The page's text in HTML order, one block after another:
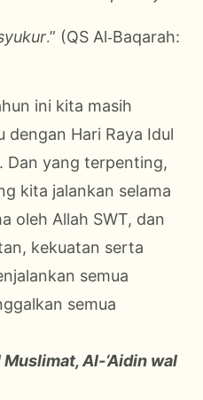
.” (QS Al-Baqarah:
ini kita masih
Hari Raya Idul
Dan yang terpenting,
kita jalankan selama
oleh Allah SWT, dan
kekuatan serta
semua
semua
Al-‘Aidin wal